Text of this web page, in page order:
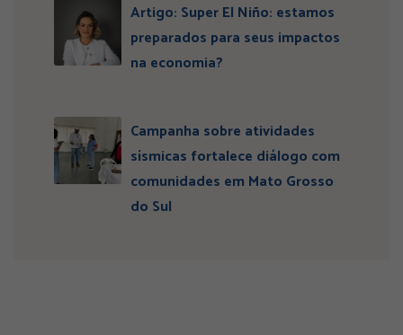
Artigo: Super El Niño: estamos
preparados para seus impactos
na economia?
Campanha sobre atividades
sísmicas fortalece diálogo com
comunidades em Mato Grosso
do Sul